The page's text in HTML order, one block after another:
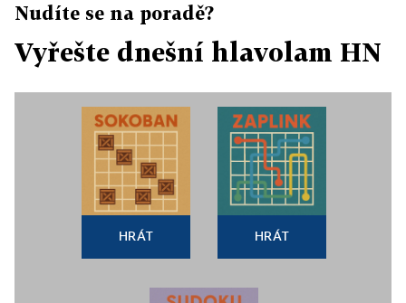
Nudíte se na poradě?
Vyřešte dnešní hlavolam HN
HRÁT HRÁT